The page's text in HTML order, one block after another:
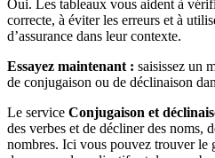
Oui. Les tableaux vous aident à
correcte, à éviter les erreurs et à
d’assurance dans leur contexte.
Essayez maintenant : saisissez un
de conjugaison ou de déclinaison
Le service Conjugaison et
des verbes et de décliner des noms,
nombres. Ici vous pouvez trouver le